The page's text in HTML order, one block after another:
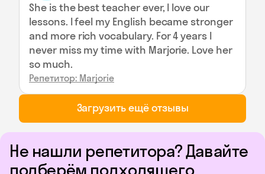
She is the best teacher ever, I love our
lessons. I feel my English became stronger
and more rich vocabulary. For 4 years I
never miss my time with Marjorie. Love her
so much.
Репетитор: Marjorie
Загрузить ещё отзывы
Не нашли репетитора? Давайте
подберём подходящего